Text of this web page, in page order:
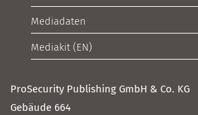
Mediadaten
Mediakit (EN)
ProSecurity Publishing GmbH & Co. KG
Gebäude 664